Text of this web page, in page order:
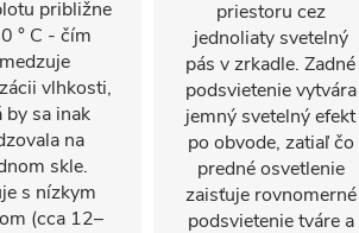
približne
° C - čím
vlhkosti,
by sa inak
na
skle.
s nízkym
(cca 12–
priestoru cez
jednoliaty svetelný
pás v zrkadle. Zadné
podsvietenie vytvára
jemný svetelný efekt
po obvode, zatiaľ čo
predné osvetlenie
zaisťuje rovnomerné
podsvietenie tváre a